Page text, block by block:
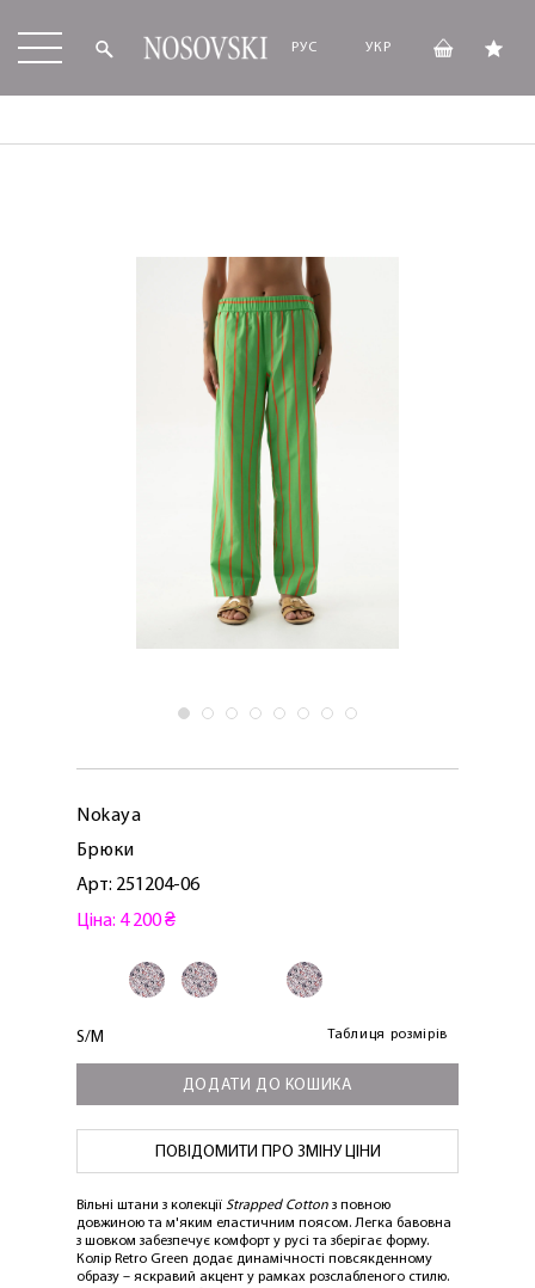
РУС УКР
Nokaya
Брюки
Арт: 251204-06
Ціна: 4 200 ₴
S/M Таблиця розмірів
ДОДАТИ ДО КОШИКА
ПОВІДОМИТИ ПРО ЗМІНУ ЦІНИ
Вільні штани з колекції Strapped Cotton з повною
довжиною та м'яким еластичним поясом. Легка бавовна
з шовком забезпечує комфорт у русі та зберігає форму.
Колір Retro Green додає динамічності повсякденному
образу – яскравий акцент у рамках розслабленого стилю.